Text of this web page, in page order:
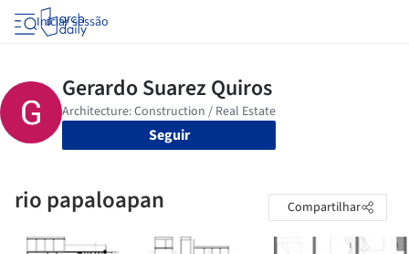
Iniciar sessão
Seguir
rio papaloapan Compartilhar